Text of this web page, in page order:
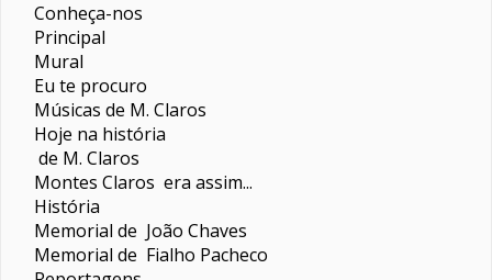
Conheça-nos
Principal
Mural
Eu te procuro
Músicas de M. Claros
Hoje na história
de M. Claros
Montes Claros era assim...
História
Memorial de João Chaves
Memorial de Fialho Pacheco